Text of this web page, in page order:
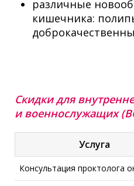
различные
кишечника:
Скидки для
и военнослужащих
Услуга
Консультация проктолога